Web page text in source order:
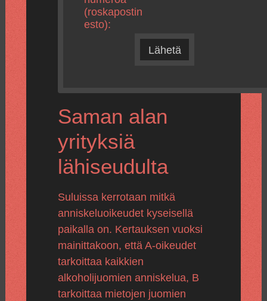
(roskapostin
esto):
Lähetä
Saman alan
yrityksiä
lähiseudulta
Suluissa kerrotaan mitkä
anniskeluoikeudet kyseisellä
paikalla on. Kertauksen vuoksi
mainittakoon, että A-oikeudet
tarkoittaa kaikkien
alkoholijuomien anniskelua, B
tarkoittaa mietojen juomien